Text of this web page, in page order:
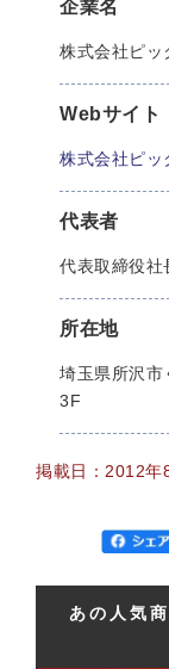
企業名
株式会社ピッ
Webサイト
株式会社ピッ
代表者
代表取締役社
所在地
埼玉県所沢
3F
掲載日：2012年
あの人気